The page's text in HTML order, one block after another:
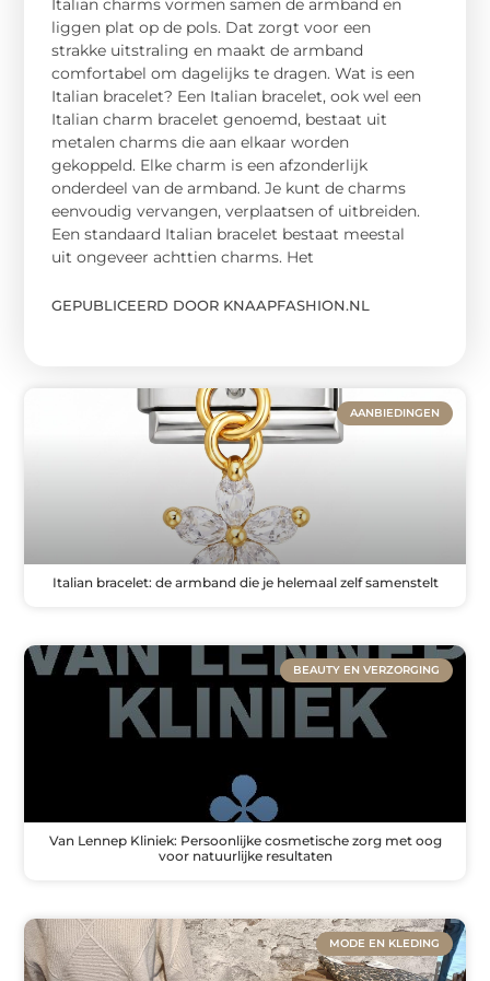
Italian charms vormen samen de armband en
liggen plat op de pols. Dat zorgt voor een
strakke uitstraling en maakt de armband
comfortabel om dagelijks te dragen. Wat is een
Italian bracelet? Een Italian bracelet, ook wel een
Italian charm bracelet genoemd, bestaat uit
metalen charms die aan elkaar worden
gekoppeld. Elke charm is een afzonderlijk
onderdeel van de armband. Je kunt de charms
eenvoudig vervangen, verplaatsen of uitbreiden.
Een standaard Italian bracelet bestaat meestal
uit ongeveer achttien charms. Het
GEPUBLICEERD DOOR KNAAPFASHION.NL
AANBIEDINGEN
Italian bracelet: de armband die je helemaal zelf samenstelt
BEAUTY EN VERZORGING
Van Lennep Kliniek: Persoonlijke cosmetische zorg met oog
voor natuurlijke resultaten
MODE EN KLEDING